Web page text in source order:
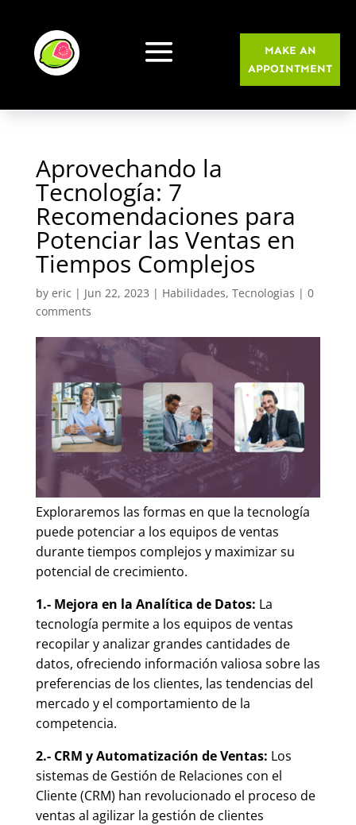
MAKE AN
APPOINTMENT
Aprovechando la
Tecnología: 7
Recomendaciones para
Potenciar las Ventas en
Tiempos Complejos
by eric | Jun 22, 2023 | Habilidades, Tecnologias | 0
comments
Exploraremos las formas en que la tecnología
puede potenciar a los equipos de ventas
durante tiempos complejos y maximizar su
potencial de crecimiento.
1.- Mejora en la Analítica de Datos: La
tecnología permite a los equipos de ventas
recopilar y analizar grandes cantidades de
datos, ofreciendo información valiosa sobre las
preferencias de los clientes, las tendencias del
mercado y el comportamiento de la
competencia.
2.- CRM y Automatización de Ventas: Los
sistemas de Gestión de Relaciones con el
Cliente (CRM) han revolucionado el proceso de
ventas al agilizar la gestión de clientes